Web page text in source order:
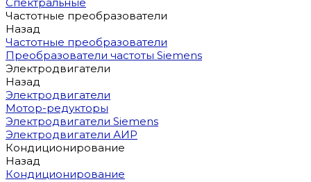
Частотные преобразователи
Назад
Частотные преобразователи
Преобразователи частоты Siemens
Электродвигатели
Назад
Электродвигатели
Мотор-редукторы
Электродвигатели Siemens
Электродвигатели АИР
Кондиционирование
Назад
Кондиционирование